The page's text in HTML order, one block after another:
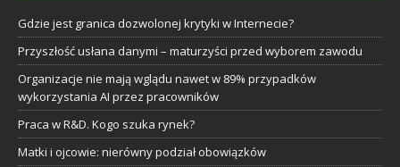
Gdzie jest granica dozwolonej krytyki w Internecie?
Przyszłość usłana danymi – maturzyści przed wyborem zawodu
Organizacje nie mają wglądu nawet w 89% przypadków
wykorzystania AI przez pracowników
Praca w R&D. Kogo szuka rynek?
Matki i ojcowie: nierówny podział obowiązków